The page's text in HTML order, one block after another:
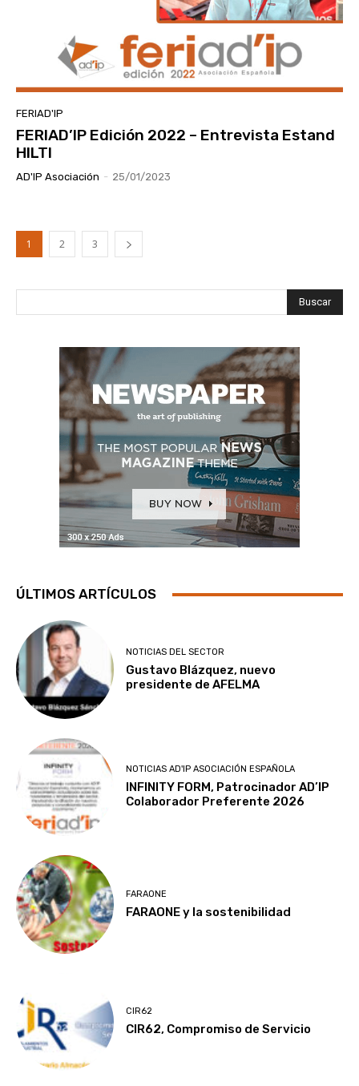
FERIAD'IP
FERIAD’IP Edición 2022 – Entrevista Estand
HILTI
AD'IP Asociación - 25/01/2023
1 2 3
Buscar
ÚLTIMOS ARTÍCULOS
NOTICIAS DEL SECTOR
Gustavo Blázquez, nuevo
presidente de AFELMA
NOTICIAS AD'IP ASOCIACIÓN ESPAÑOLA
INFINITY FORM, Patrocinador AD’IP
Colaborador Preferente 2026
FARAONE
FARAONE y la sostenibilidad
CIR62
CIR62, Compromiso de Servicio